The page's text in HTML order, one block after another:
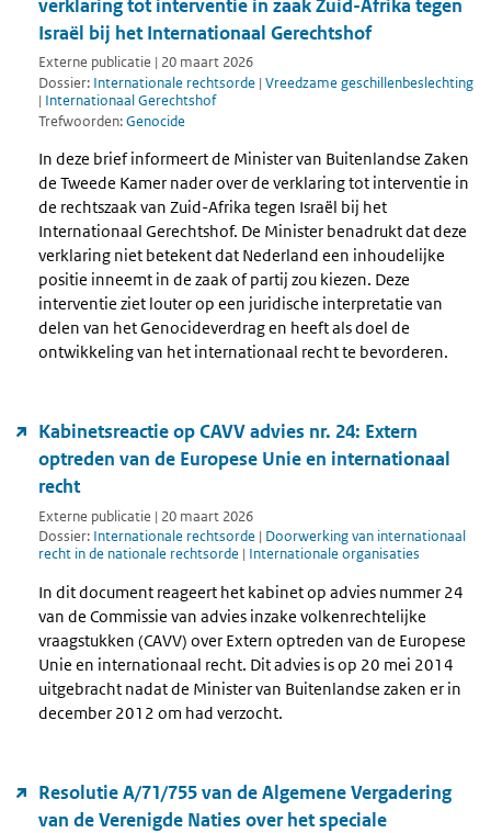
verklaring tot interventie in zaak Zuid-Afrika tegen
Israël bij het Internationaal Gerechtshof
Externe publicatie | 20 maart 2026
Dossier: Internationale rechtsorde | Vreedzame geschillenbeslechting
| Internationaal Gerechtshof
Trefwoorden:Genocide
In deze brief informeert de Minister van Buitenlandse Zaken
de Tweede Kamer nader over de verklaring tot interventie in
de rechtszaak van Zuid-Afrika tegen Israël bij het
Internationaal Gerechtshof. De Minister benadrukt dat deze
verklaring niet betekent dat Nederland een inhoudelijke
positie inneemt in de zaak of partij zou kiezen. Deze
interventie ziet louter op een juridische interpretatie van
delen van het Genocideverdrag en heeft als doel de
ontwikkeling van het internationaal recht te bevorderen.
Kabinetsreactie op CAVV advies nr. 24: Extern
optreden van de Europese Unie en internationaal
recht
Externe publicatie | 20 maart 2026
Dossier: Internationale rechtsorde | Doorwerking van internationaal
recht in de nationale rechtsorde | Internationale organisaties
In dit document reageert het kabinet op advies nummer 24
van de Commissie van advies inzake volkenrechtelijke
vraagstukken (CAVV) over Extern optreden van de Europese
Unie en internationaal recht. Dit advies is op 20 mei 2014
uitgebracht nadat de Minister van Buitenlandse zaken er in
december 2012 om had verzocht.
Resolutie A/71/755 van de Algemene Vergadering
van de Verenigde Naties over het speciale